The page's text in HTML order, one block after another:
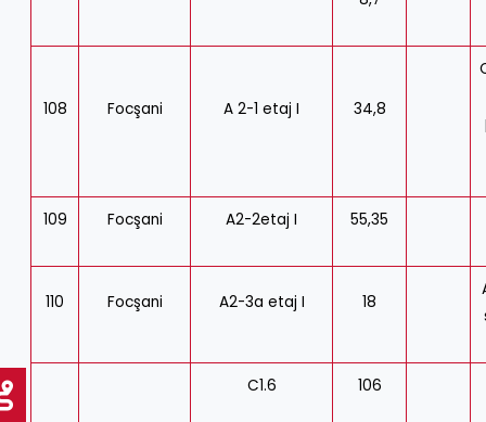
108 Focşani A 2-1 etaj I 34,8
109 Focşani A2-2etaj I 55,35
110 Focşani A2-3a etaj I 18
C1.6 106